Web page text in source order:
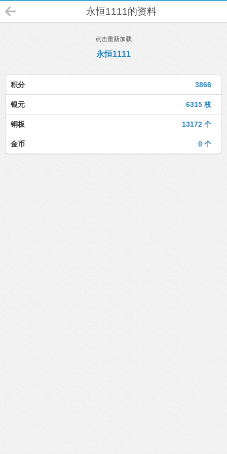
永恒1111的资料
点击重新加载
永恒1111
3866
积分
6315 枚
银元
13172 个
铜板
0 个
金币